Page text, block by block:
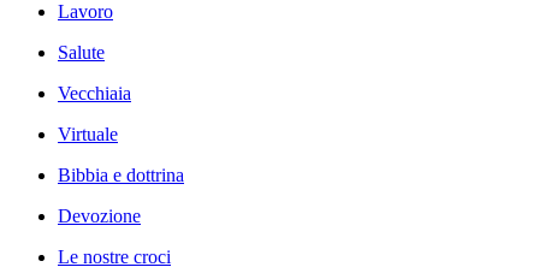
Lavoro
Salute
Vecchiaia
Virtuale
Bibbia e dottrina
Devozione
Le nostre croci